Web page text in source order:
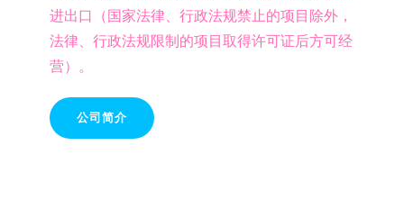
进出口（国家法律、行政法规禁止的项目除外，
法律、行政法规限制的项目取得许可证后方可经
营）。
公司简介